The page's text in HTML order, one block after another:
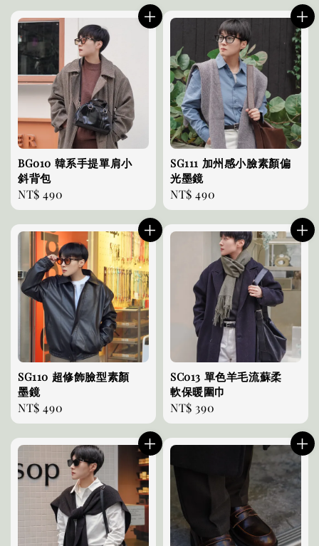
BG010 韓系手提單肩小
斜背包
Regular
price
NT$ 490
SG111 加州感小臉素顏偏
光墨鏡
Regular
price
NT$ 490
SG110 超修飾臉型素顏
墨鏡
Regular
price
NT$ 490
SC013 單色羊毛流蘇柔
軟保暖圍巾
Regular
price
NT$ 390